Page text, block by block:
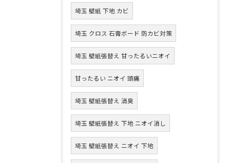
埼玉 壁紙 下地 カビ
埼玉 クロス 石膏ボード 防カビ対策
埼玉 壁紙張替え 甘ったるいニオイ
甘ったるい ニオイ 頭痛
埼玉 壁紙張替え 消臭
埼玉 壁紙張替え 下地 ニオイ消し
埼玉 壁紙張替え ニオイ 下地